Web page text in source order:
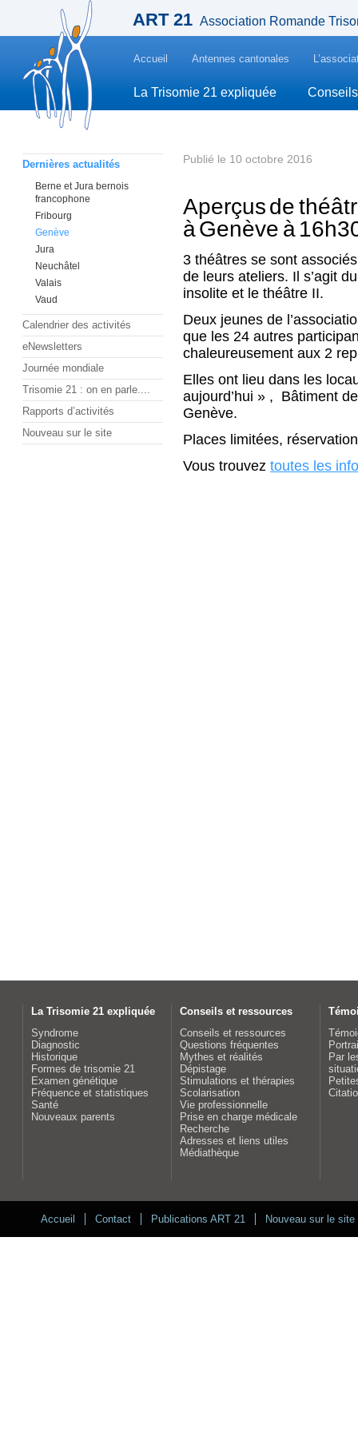
ART 21 Association Romande
Accueil Antennes cantonales
La Trisomie 21 expliquée
Dernières actualités
Berne et Jura bernois
francophone
Fribourg
Genève
Jura
Neuchâtel
Valais
Vaud
Calendrier des activités
eNewsletters
Journée mondiale
Trisomie 21 : on en parle....
Rapports d’activités
Nouveau sur le site
Publié le 10 octobre 2016
Aperçus de
à Genève à
3 théâtres se sont
de leurs ateliers. Il s’agit
insolite et le théâtre II.
Deux jeunes de
que les 24 autres
chaleureusement aux 2
Elles ont lieu dans les
aujourd’hui » , Bâtiment
Genève.
Places limitées,
Vous trouvez toutes les
La Trisomie 21 expliquée
Syndrome
Diagnostic
Historique
Formes de trisomie 21
Examen génétique
Fréquence et statistiques
Santé
Nouveaux parents
Conseils et ressources
Conseils et ressources
Questions fréquentes
Mythes et réalités
Dépistage
Stimulations et thérapies
Scolarisation
Vie professionnelle
Prise en charge médicale
Recherche
Adresses et liens utiles
Médiathèque
Par
Accueil Contact Publications ART 21 Nouveau sur le site